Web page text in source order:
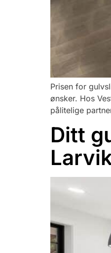
Prisen for
ønsker. Hos
pålitelige
Ditt